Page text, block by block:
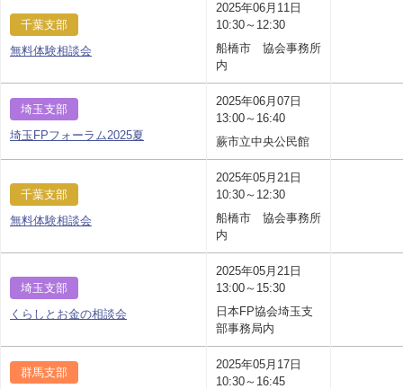
千葉支部
無料体験相談会
2025年06月11日
10:30～12:30
船橋市 協会事務所
内
埼玉支部
埼玉FPフォーラム2025夏
2025年06月07日
13:00～16:40
蕨市立中央公民館
千葉支部
無料体験相談会
2025年05月21日
10:30～12:30
船橋市 協会事務所
内
埼玉支部
くらしとお金の相談会
2025年05月21日
13:00～15:30
日本FP協会埼玉支
部事務局内
群馬支部
2025年05月17日
10:30～16:45